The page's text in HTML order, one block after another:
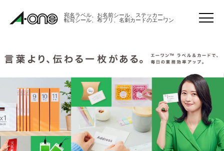
宛名ラベル、お名前シール、ステッカー、
転写シール、布プリ、名刺カードのエーワン
商品情報サイト
メ
ー
開
閉